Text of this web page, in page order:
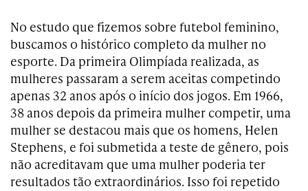
No estudo que fizemos sobre futebol feminino,
buscamos o histórico completo da mulher no
esporte. Da primeira Olimpíada realizada, as
mulheres passaram a serem aceitas competindo
apenas 32 anos após o início dos jogos. Em 1966,
38 anos depois da primeira mulher competir, uma
mulher se destacou mais que os homens, Helen
Stephens, e foi submetida a teste de gênero, pois
não acreditavam que uma mulher poderia ter
resultados tão extraordinários. Isso foi repetido